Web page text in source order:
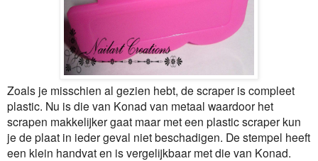
Zoals je misschien al gezien hebt, de scraper is compleet
plastic. Nu is die van Konad van metaal waardoor het
scrapen makkelijker gaat maar met een plastic scraper kun
je de plaat in ieder geval niet beschadigen. De stempel heeft
een klein handvat en is vergelijkbaar met die van Konad.